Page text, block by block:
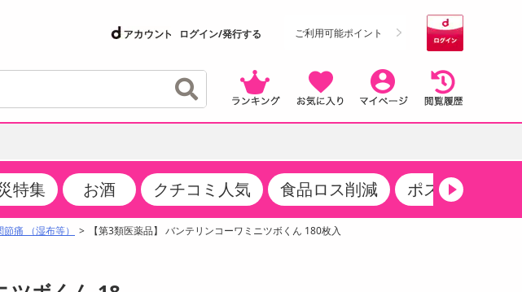
ログイン/発行する ご利用可能ポイント
クーポン
商品限定クーポン
調味料
ーンフレーク
品
・水産加工品
品
ルト・冷凍食品・惣菜
ー
・スイーツ
ドリンク）
・漂白剤
ン・日用品
ア・ボディケア
ティーケア
クアップ・ネイル
ダイエット・サプリメント
・医薬部外品
リア・家具・収納・寝具
ション
・キッズ・マタニティ
用品
特集 お酒 クチコミ人気 食品ロス削減 ポストにお届け
痛 （湿布等） 【第3類医薬品】 バンテリンコーワミニツボくん 180枚入